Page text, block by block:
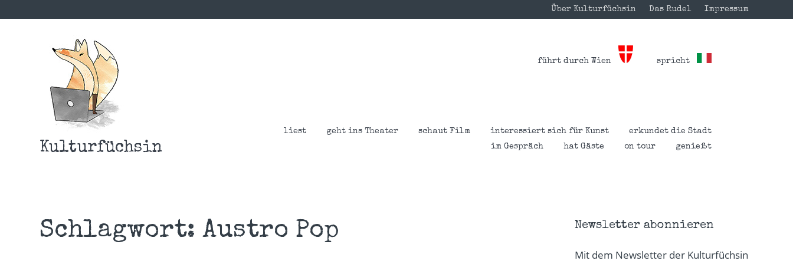
Über Kulturfüchsin Das Rudel Impressum
Kulturfüchsin
führt durch Wien spricht
liest geht ins Theater schaut Film interessiert sich für Kunst
erkundet die Stadt
im Gespräch
hat Gäste on tour genießt
Schlagwort:Austro Pop Newsletter abonnieren
Mit dem Newsletter der Kulturfüchsin